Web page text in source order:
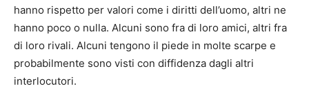
hanno rispetto per valori come i diritti dell’uomo, altri ne
hanno poco o nulla. Alcuni sono fra di loro amici, altri fra
di loro rivali. Alcuni tengono il piede in molte scarpe e
probabilmente sono visti con diffidenza dagli altri
interlocutori.